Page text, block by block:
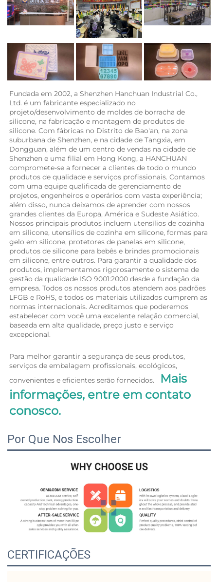
Fundada em 2002, a Shenzhen Hanchuan Industrial Co.,
Ltd. é um fabricante especializado no
projeto/desenvolvimento de moldes de borracha de
silicone, na fabricação e montagem de produtos de
silicone. Com fábricas no Distrito de Bao'an, na zona
suburbana de Shenzhen, e na cidade de Tangxia, em
Dongguan, além de um centro de vendas na cidade de
Shenzhen e uma filial em Hong Kong, a HANCHUAN
compromete-se a fornecer a clientes de todo o mundo
produtos de qualidade e serviços profissionais. Contamos
com uma equipe qualificada de gerenciamento de
projetos, engenheiros e operários com vasta experiência;
além disso, nunca deixamos de aprender com nossos
grandes clientes da Europa, América e Sudeste Asiático.
Nossos principais produtos incluem utensílios de cozinha
em silicone, utensílios de cozinha em silicone, formas para
gelo em silicone, protetores de panelas em silicone,
produtos de silicone para bebês e brindes promocionais
em silicone, entre outros. Para garantir a qualidade dos
produtos, implementamos rigorosamente o sistema de
gestão da qualidade ISO 9001:2000 desde a fundação da
empresa. Todos os nossos produtos atendem aos padrões
LFGB e RoHS, e todos os materiais utilizados cumprem as
normas internacionais. Acreditamos que poderemos
estabelecer com você uma excelente relação comercial,
baseada em alta qualidade, preço justo e serviço
excepcional.
Para melhor garantir a segurança de seus produtos,
serviços de embalagem profissionais, ecológicos,
convenientes e eficientes serão fornecidos.
Mais
informações, entre em contato
conosco.
Por Que Nos Escolher
CERTIFICAÇÕES